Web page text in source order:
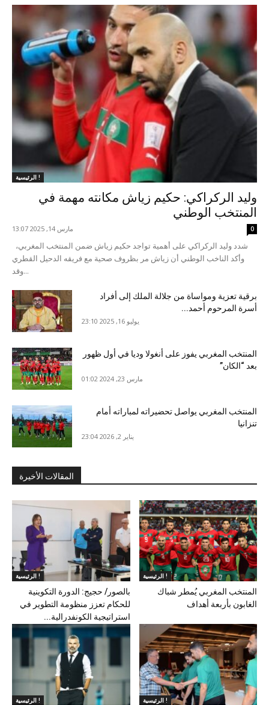
الرئيسية !
وليد الركراكي: حكيم زياش مكانته مهمة في
المنتخب الوطني
مارس 14, 2025 13:07 0
وأكد الناخب الوطني أن زياش مر بظروف صحية مع فريقه الدحيل القطري
وقد...
برقية تعزية ومواساة من جلالة الملك إلى أفراد
أسرة المرحوم أحمد...
يوليو 16, 2025 23:10
المنتخب المغربي يفوز على أنغولا وديا في أول ظهور
بعد “الكان”
مارس 23, 2024 01:02
المنتخب المغربي يواصل تحضيراته لمباراته أمام
تنزانيا
يناير 2, 2026 23:04
المقالات الأخيرة
الرئيسية !
بالصور/ حجيج: الدورة التكوينية
للحكام تعزز منظومة التطوير في
استراتيجية الكونفدرالية...
الرئيسية !
المنتخب المغربي يُمطر شباك
الغابون بأربعة أهداف
الرئيسية ! الرئيسية !